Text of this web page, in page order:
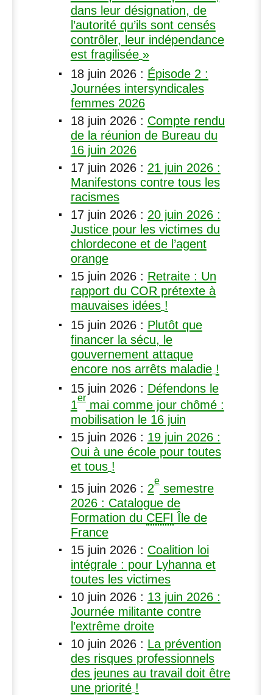
dans leur désignation, de
l’autorité qu’ils sont censés
contrôler, leur indépendance
est fragilisée »
18 juin 2026: Épisode 2 :
Journées intersyndicales
femmes 2026
18 juin 2026: Compte rendu
de la réunion de Bureau du
16 juin 2026
17 juin 2026: 21 juin 2026 :
Manifestons contre tous les
racismes
17 juin 2026: 20 juin 2026 :
Justice pour les victimes du
chlordecone et de l’agent
orange
15 juin 2026: Retraite : Un
rapport du COR prétexte à
mauvaises idées !
15 juin 2026: Plutôt que
financer la sécu, le
gouvernement attaque
encore nos arrêts maladie !
15 juin 2026: Défendons le
1
er
mai comme jour chômé :
mobilisation le 16 juin
15 juin 2026: 19 juin 2026 :
Oui à une école pour toutes
et tous !
15 juin 2026: 2
e
semestre
2026 : Catalogue de
Formation du CEFI Île de
France
15 juin 2026: Coalition loi
intégrale : pour Lyhanna et
toutes les victimes
10 juin 2026: 13 juin 2026 :
Journée militante contre
l’extrême droite
10 juin 2026: La prévention
des risques professionnels
des jeunes au travail doit être
une priorité !